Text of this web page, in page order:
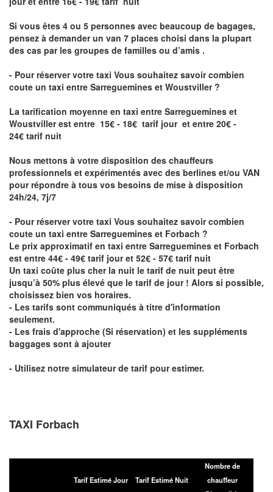
Si vous êtes 4 ou 5 personnes avec beaucoup de bagages,
pensez à demander un van 7 places choisi dans la plupart
des cas par les groupes de familles ou d’amis .
- Pour réserver votre taxi Vous souhaitez savoircombien
coute un taxi entre Sarreguemines et Woustviller ?
La tarification moyenne en taxi entre Sarreguemines et
Woustviller est entre 15€ - 18€ tarif jour et entre 20€ -
24€ tarif nuit
Nous mettons à votre disposition des chauffeurs
professionnels et expérimentés avec des berlines et/ou VAN
pour répondre à tous vos besoins de mise à disposition
24h/24, 7j/7
- Pour réserver votre taxi Vous souhaitez savoircombien
coute un taxi entre Sarreguemines et Forbach ?
Le prix approximatif en taxi entre Sarreguemines et Forbach
est entre 44€ - 49€ tarif jour et 52€ - 57€ tarif nuit
Un taxi coûte plus cher la nuit le tarif de nuit peut être
jusqu’à 50% plus élevé que le tarif de jour ! Alors si possible,
choisissez bien vos horaires.
- Les tarifs sont communiqués à titre d'information
seulement.
- Les frais d'approche (Si réservation) et les suppléments
baggages sont à ajouter
- Utilisez notre simulateur de tarif pour estimer.
TAXI Forbach
Tarif Estimé Jour Tarif Estimé Nuit
Nombre de
chauffeur